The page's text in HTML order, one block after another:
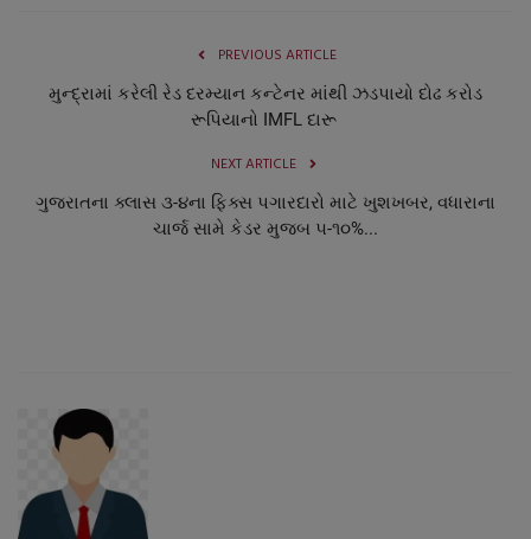
PREVIOUS ARTICLE
મુન્દ્રામાં કરેલી રેડ દરમ્યાન કન્ટેનર માંથી ઝડપાયો દોઢ કરોડ
રૂપિયાનો IMFL દારૂ
NEXT ARTICLE
ગુજરાતના ક્લાસ ૩-૪ના ફિક્સ પગારદારો માટે ખુશખબર, વધારાના
ચાર્જ સામે કેડર મુજબ ૫-૧૦%...